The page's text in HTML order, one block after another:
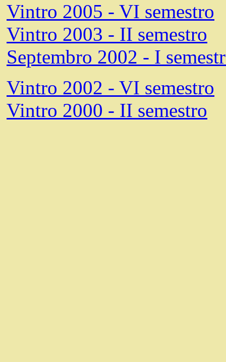
Vintro 2005 - VI semestro
Vintro 2003 - II semestro
Septembro 2002 - I
Vintro 2002 - VI semestro
Vintro 2000 - II semestro